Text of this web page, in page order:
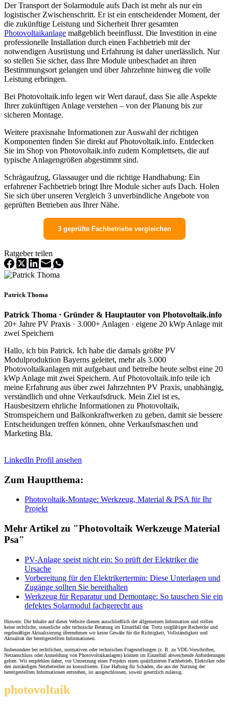
Der Transport der Solarmodule aufs Dach ist mehr als nur ein
logistischer Zwischenschritt. Er ist ein entscheidender Moment, der
die zukünftige Leistung und Sicherheit Ihrer gesamten
Photovoltaikanlage maßgeblich beeinflusst. Die Investition in eine
professionelle Installation durch einen Fachbetrieb mit der
notwendigen Ausrüstung und Erfahrung ist daher unerlässlich. Nur
so stellen Sie sicher, dass Ihre Module unbeschadet an ihren
Bestimmungsort gelangen und über Jahrzehnte hinweg die volle
Leistung erbringen.
Bei Photovoltaik.info legen wir Wert darauf, dass Sie alle Aspekte
Ihrer zukünftigen Anlage verstehen – von der Planung bis zur
sicheren Montage.
Weitere praxisnahe Informationen zur Auswahl der richtigen
Komponenten finden Sie direkt auf Photovoltaik.info. Entdecken
Sie im Shop von Photovoltaik.info zudem Komplettsets, die auf
typische Anlagengrößen abgestimmt sind.
Schrägaufzug, Glassauger und die richtige Handhabung: Ein
erfahrener Fachbetrieb bringt Ihre Module sicher aufs Dach. Holen
Sie sich über unseren Vergleich 3 unverbindliche Angebote von
geprüften Betrieben aus Ihrer Nähe.
3 geprüfte Fachbetriebe vergleichen
Ratgeber teilen
Patrick Thoma
Patrick Thoma · Gründer & Hauptautor von Photovoltaik.info
20+ Jahre PV Praxis · 3.000+ Anlagen · eigene 20 kWp Anlage mit
zwei Speichern
Hallo, ich bin Patrick. Ich habe die damals größte PV
Modulproduktion Bayerns geleitet, mehr als 3.000
Photovoltaikanlagen mit aufgebaut und betreibe heute selbst eine 20
kWp Anlage mit zwei Speichern. Auf Photovoltaik.info teile ich
meine Erfahrung aus über zwei Jahrzehnten PV Praxis, unabhängig,
verständlich und ohne Verkaufsdruck. Mein Ziel ist es,
Hausbesitzern ehrliche Informationen zu Photovoltaik,
Stromspeichern und Balkonkraftwerken zu geben, damit sie bessere
Entscheidungen treffen können, ohne Verkaufsmaschen und
Marketing Bla.
LinkedIn Profil ansehen
Zum Hauptthema:
Photovoltaik-Montage: Werkzeug, Material & PSA für Ihr
Projekt
Mehr Artikel zu "Photovoltaik Werkzeuge Material
Psa"
PV-Anlage speist nicht ein: So prüft der Elektriker die
Ursache
Vorbereitung für den Elektrikertermin: Diese Unterlagen und
Zugänge sollten Sie bereithalten
Werkzeug für Reparatur und Demontage: So tauschen Sie ein
defektes Solarmodul fachgerecht aus
Hinweis: Die Inhalte auf dieser Website dienen ausschließlich der allgemeinen Information und stellen
keine rechtliche, steuerliche oder technische Beratung im Einzelfall dar. Trotz sorgfältiger Recherche und
regelmäßiger Aktualisierung übernehmen wir keine Gewähr für die Richtigkeit, Vollständigkeit und
Aktualität der bereitgestellten Informationen.
Insbesondere bei rechtlichen, normativen oder technischen Fragestellungen (z. B. zu VDE-Vorschriften,
Netzanschluss oder Anmeldung von Photovoltaikanlagen) können im Einzelfall abweichende Anforderungen
gelten. Wir empfehlen daher, vor Umsetzung eines Projekts einen qualifizierten Fachbetrieb, Elektriker oder
den zuständigen Netzbetreiber zu konsultieren. Eine Haftung für Schäden, die aus der Nutzung der
bereitgestellten Informationen entstehen, ist ausgeschlossen, soweit gesetzlich zulässig.
photovoltaik